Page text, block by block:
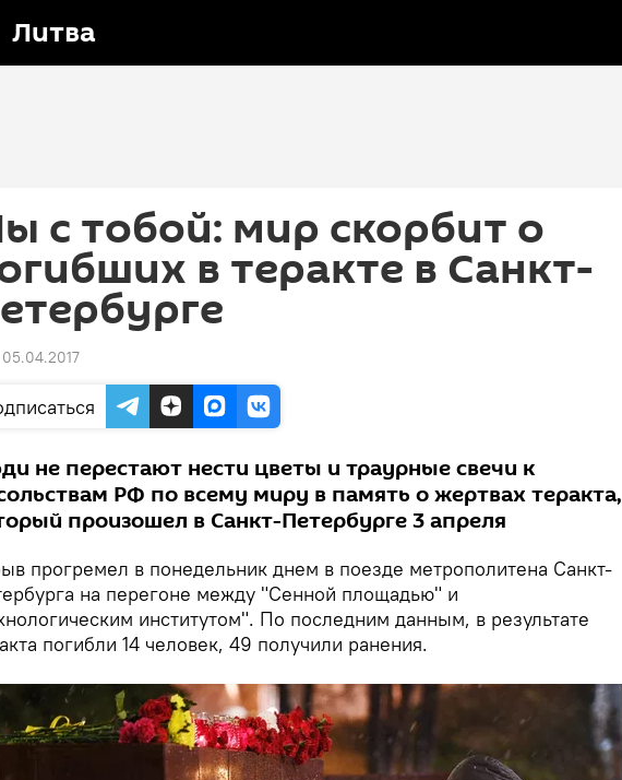
Литва
с тобой: мир скорбит о
в теракте в Санкт-
05.04.2017
не перестают нести цветы и траурные свечи к
РФ по всему миру в память о жертвах теракта,
произошел в Санкт-Петербурге 3 апреля
прогремел в понедельник днем в поезде метрополитена Санкт-
на перегоне между "Сенной площадью" и
институтом". По последним данным, в результате
погибли 14 человек, 49 получили ранения.